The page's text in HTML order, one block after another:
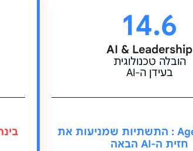
14.6
AI & Leadership
הובלה טכנולוגית
בעידן ה-AI
Agentic Shift : התשתיות שמניעות את
חזית ה-AI הבאה